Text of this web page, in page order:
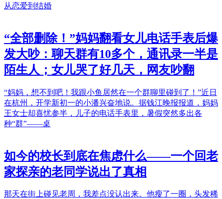
从恋爱到结婚
“全部删除！”妈妈翻看女儿电话手表后爆
发大吵：聊天群有10多个，通讯录一半是
陌生人；女儿哭了好几天，网友吵翻
“妈妈，想不到吧！我跟小鱼居然在一个群聊里碰到了！”近日
在杭州，开学新初一的小潘兴奋地说。据钱江晚报报道，妈妈
王女士却喜忧参半，儿子的电话手表里，暑假突然多出各
种“群”——桌
如今的校长到底在焦虑什么——一个回老
家探亲的老同学说出了真相
那天在街上碰见老周，我差点没认出来。他瘦了一圈，头发稀